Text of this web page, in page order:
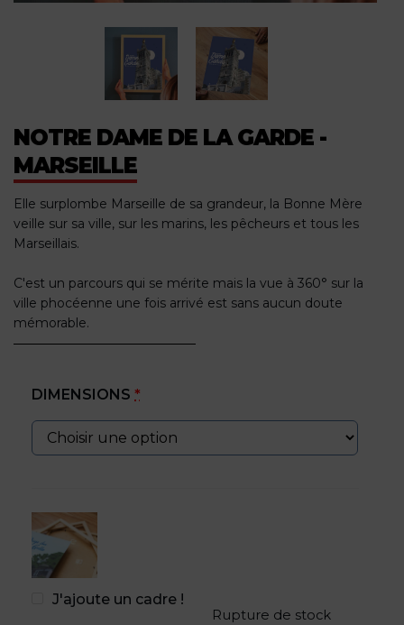
NOTRE DAME DE LA GARDE -
MARSEILLE
Elle surplombe Marseille de sa grandeur, la Bonne Mère
veille sur sa ville, sur les marins, les pêcheurs et tous les
Marseillais.
C'est un parcours qui se mérite mais la vue à 360° sur la
ville phocéenne une fois arrivé est sans aucun doute
mémorable.
DIMENSIONS*
J'ajoute un cadre !
Rupture de stock